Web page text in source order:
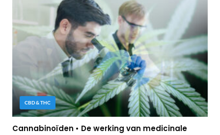
CBD & THC
Cannabinoïden • De werking van medicinale